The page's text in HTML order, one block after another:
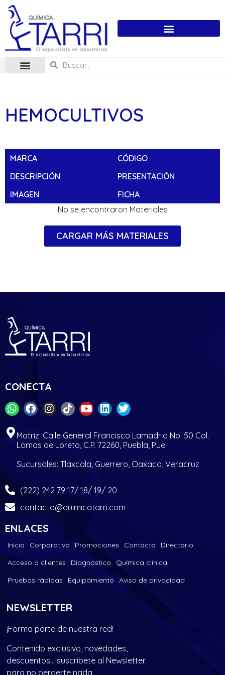
HEMOCULTIVOS
MARCA
CÓDIGO
DESCRIPCIÓN
PRESENTACIÓN
IMAGEN
FICHA
No se encontraron Materiales
CARGAR MÁS MATERIALES
CONECTA
Matriz: Calle General Francisco Lamadrid No. 50 Col.
Lomas de Loreto, C.P. 72260, Puebla, Pue.
Sucursales: Tlaxcala, Guerrero, Oaxaca, Veracruz
(222) 242 79 17/ 18/ 19/ 20
contacto@quimicatarri.com
ENLACES
Inicio Corporativo Promociones Contacto
Directorio
Acceso a clientes
Diagnóstico
Química clínica
Pruebas rápidas
Equipamiento Aviso de privacidad
NEWSLETTER
¡Forma parte de nuestra red!
Contenido exclusivo, novedades,
descuentos… suscríbete al Newsletter
para no perderte nada.